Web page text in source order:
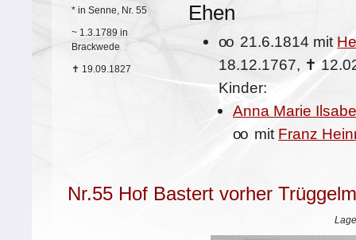
* in Senne, Nr. 55
~ 1.3.1789 in
Brackwede
✝ 19.09.1827
Ehen
oo 21.6.1814 mit
18.12.1767, ✝
Kinder:
Anna Marie
oo mit Franz
Nr.55 Hof Bastert vorher